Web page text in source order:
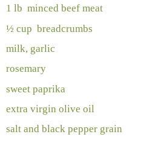
1 lb minced beef meat
½ cup breadcrumbs
milk, garlic
rosemary
sweet paprika
extra virgin olive oil
salt and black pepper grain